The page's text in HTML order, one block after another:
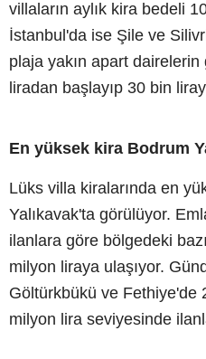
villaların aylık kira bedeli
İstanbul'da ise Şile ve
plaja yakın apart
liradan başlayıp 30 bin
En yüksek kira Bodrum
Lüks villa kiralarında en
Yalıkavak'ta görülüyor.
ilanlara göre bölgedeki
milyon liraya ulaşıyor.
Göltürkbükü ve Fethiye'de
milyon lira seviyesinde